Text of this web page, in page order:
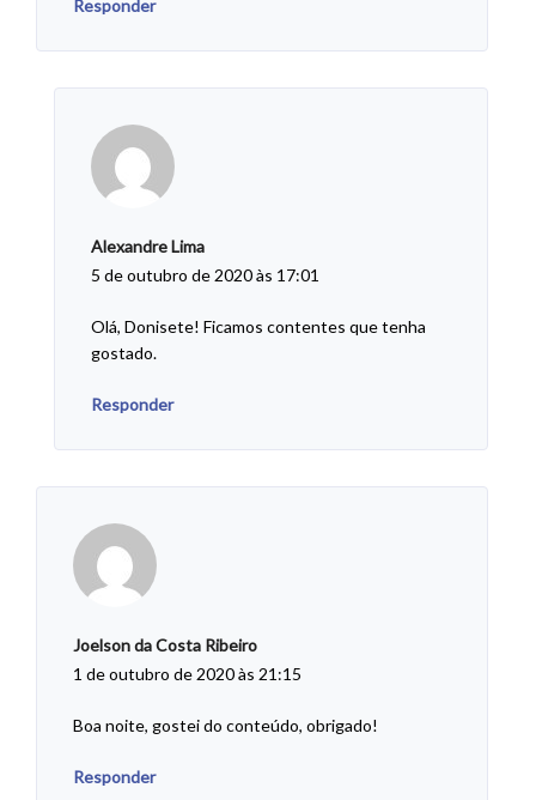
Responder
Alexandre Lima
5 de outubro de 2020 às 17:01
Olá, Donisete! Ficamos contentes que tenha
gostado.
Responder
Joelson da Costa Ribeiro
1 de outubro de 2020 às 21:15
Boa noite, gostei do conteúdo, obrigado!
Responder